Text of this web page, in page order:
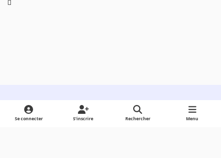
Light ModeDark ModeSystem Preference
Se connecter S’inscrire Rechercher Menu